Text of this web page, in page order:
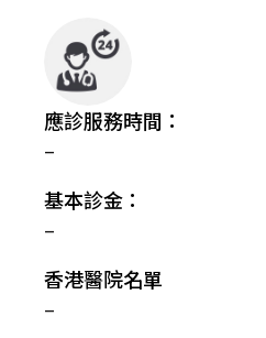
應診服務時間：
–
基本診金：
–
香港醫院名單
–